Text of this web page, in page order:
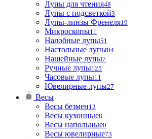
Лупы для чтения48
Лупы с подсветкой3
Лупы-линзы Френеля19
Микроскопы11
Налобные лупы51
Настольные лупы84
Нашейные лупы7
Ручные лупы125
Часовые лупы11
Ювелирные лупы27
Весы
Весы безмен12
Весы кухонные8
Весы напольные0
Весы ювелирные73